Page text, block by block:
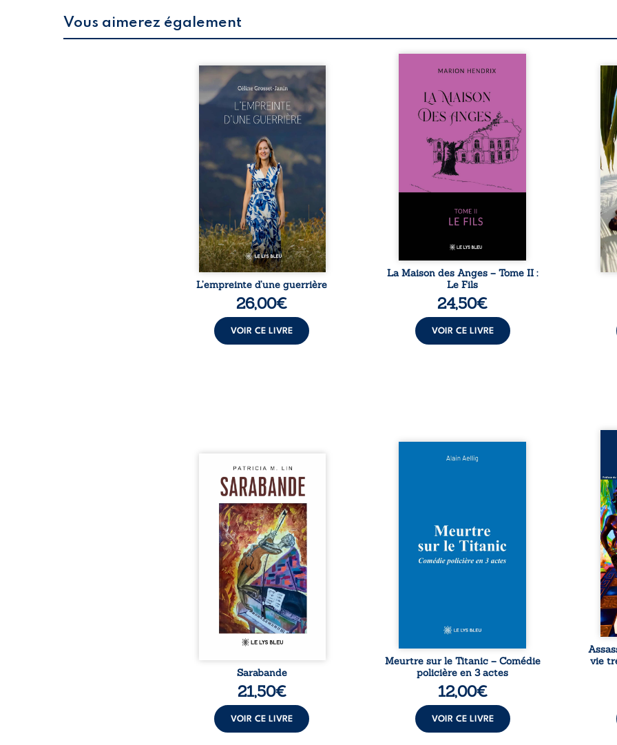
Vous aimerez également
Que reste-t-il de l’enfance
lorsque la maladie impose ses
propres règles ? L’empreinte
d’une guerrière livre, sans
détour, le récit d’un quotidien
bouleversé par la maladie
chronique, l’errance médicale
et de longues hospitalisations.
L’auteure y raconte ce que les
dossiers médicaux taisent : la
peur, l’isolement, l’épuisement
et le sentiment de ne pas ...
L’empreinte d’une guerrière
26,00€
VOIR CE LIVRE
Nous sommes en 1979, soit 15
patriarche Anatole-Eustache.
La famille devra affronter non
seulement un inconnu qui rôde
autour du domaine et dont
Firmin, le fidèle majordome,
redoute les visites, le passé
encombrant d’Anatole-
Eustache, la malédiction
familiale, mais aussi la toute-
puissance de Gauthier. Mais
comment dompter cet enfant
avant qu’il ...
La Maison des Anges – Tome II :
Le Fils
24,50€
VOIR CE LIVRE
Au
eux,
Aux chants crépitants de l’été,
Sous le silence ouaté de la
neige en hiver, Au cours de
nuits pâles, Dans la clarté
bienveillante de la lune, Rêves,
pensées, révoltes et espoirs…
Des mots s’assemblent, colorés,
rebelles aux règles de la
poésie, mais chantant en
rythme. Ils forment une
sarabande, passionnée souvent,
Sarabande
21,50€
VOIR CE LIVRE
Et si le naufrage n’avait pas
les profondeurs de l’Atlantique.
Sept décennies plus tard, la
découverte de l’épave fait
resurgir un secret que l’on
Meurtre sur le Titanic – Comédie
policière en 3 actes
12,00€
VOIR CE LIVRE
La
de
qui
vie